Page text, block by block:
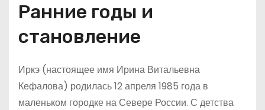
Ранние годы и
становление
Иркэ (настоящее имя Ирина Витальевна
Кефалова) родилась 12 апреля 1985 года в
маленьком городке на Севере России. С детства